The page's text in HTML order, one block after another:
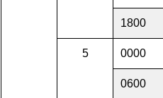
1800
5 0000
0600